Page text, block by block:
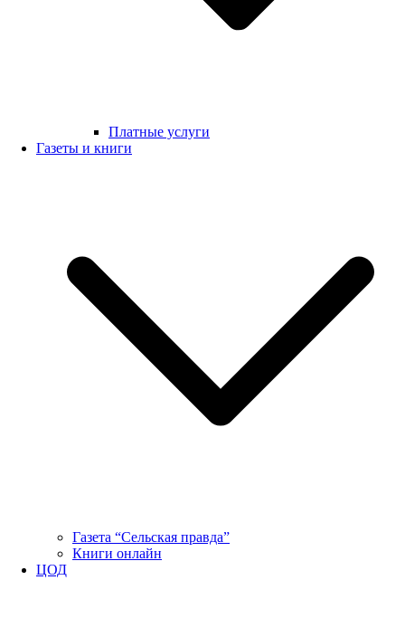
Платные услуги
Газеты и книги
Газета “Сельская правда”
Книги онлайн
ЦОД